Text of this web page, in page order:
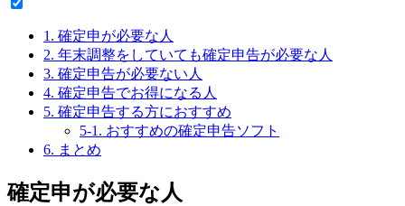
1. 確定申が必要な人
2. 年末調整をしていても確定申告が必要な人
3. 確定申告が必要ない人
4. 確定申告でお得になる人
5. 確定申告する方におすすめ
5-1. おすすめの確定申告ソフト
6. まとめ
確定申が必要な人